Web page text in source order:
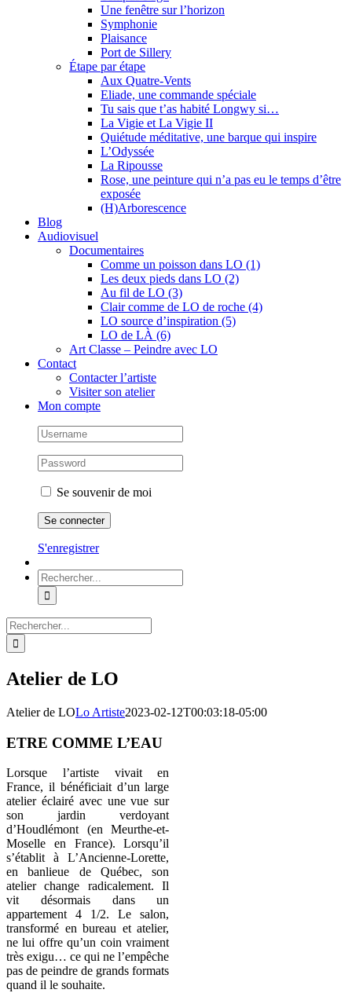
Une fenêtre sur l’horizon
Symphonie
Plaisance
Port de Sillery
Étape par étape
Aux Quatre-Vents
Eliade, une commande spéciale
Tu sais que t’as habité Longwy si…
La Vigie et La Vigie II
Quiétude méditative, une barque qui inspire
L’Odyssée
La Ripousse
Rose, une peinture qui n’a pas eu le temps d’être
exposée
(H)Arborescence
Blog
Audiovisuel
Documentaires
Comme un poisson dans LO (1)
Les deux pieds dans LO (2)
Au fil de LO (3)
Clair comme de LO de roche (4)
LO source d’inspiration (5)
LO de LÀ (6)
Art Classe – Peindre avec LO
Contact
Contacter l’artiste
Visiter son atelier
Mon compte
Se souvenir de moi
S'enregistrer
Rechercher:
Rechercher:
Atelier de LO
Atelier de LOLo Artiste2023-02-12T00:03:18-05:00
ETRE COMME L’EAU
Lorsque l’artiste vivait en
France, il bénéficiait d’un large
atelier éclairé avec une vue sur
son jardin verdoyant
d’Houdlémont (en Meurthe-et-
Moselle en France). Lorsqu’il
s’établit à L’Ancienne-Lorette,
en banlieue de Québec, son
atelier change radicalement. Il
vit désormais dans un
appartement 4 1/2. Le salon,
transformé en bureau et atelier,
ne lui offre qu’un coin vraiment
très exigu… ce qui ne l’empêche
pas de peindre de grands formats
quand il le souhaite.